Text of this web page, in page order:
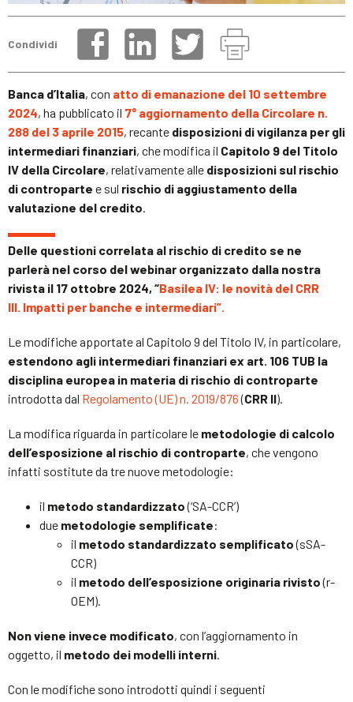
Condividi
Banca d’Italia, con atto di emanazione del 10 settembre
2024, ha pubblicato il 7° aggiornamento della Circolare n.
288 del 3 aprile 2015, recante disposizioni di vigilanza per gli
intermediari finanziari, che modifica il Capitolo 9 del Titolo
IV della Circolare, relativamente alle disposizioni sul rischio
di controparte e sul rischio di aggiustamento della
valutazione del credito.
Delle questioni correlata al rischio di credito se ne
parlerà nel corso del webinar organizzato dalla nostra
rivista il 17 ottobre 2024, “Basilea IV: le novità del CRR
III. Impatti per banche e intermediari”.
Le modifiche apportate al Capitolo 9 del Titolo IV, in particolare,
estendono agli intermediari finanziari ex art. 106 TUB la
disciplina europea in materia di rischio di controparte
introdotta dal Regolamento (UE) n. 2019/876(CRR II).
La modifica riguarda in particolare le metodologie di calcolo
dell’esposizione al rischio di controparte, che vengono
infatti sostitute da tre nuove metodologie:
il metodo standardizzato(‘SA-CCR’)
due metodologie semplificate:
il metodo standardizzato semplificato(sSA-
CCR)
il metodo dell’esposizione originaria rivisto(r-
OEM).
Non viene invece modificato, con l’aggiornamento in
oggetto, il metodo dei modelli interni.
Con le modifiche sono introdotti quindi i seguenti